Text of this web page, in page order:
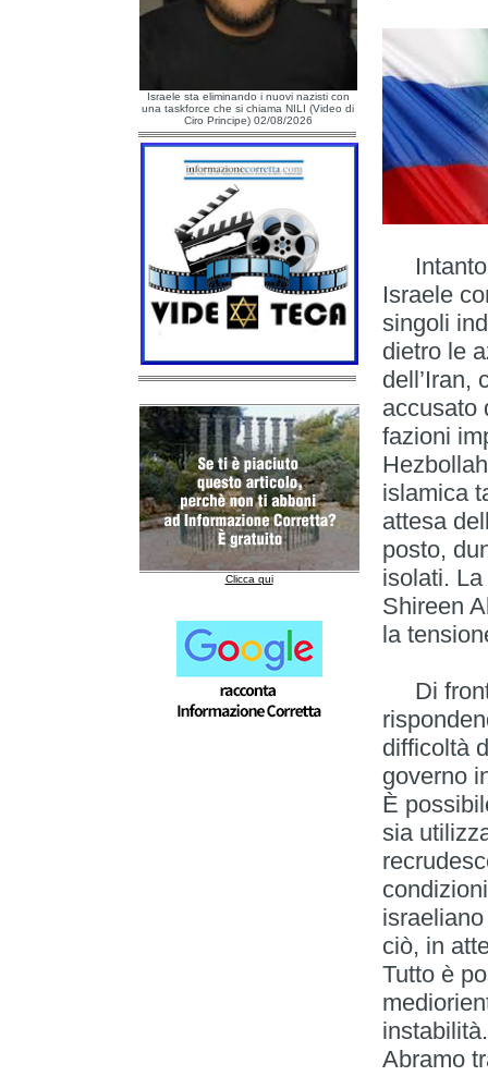
Israele sta eliminando i nuovi nazisti con
una taskforce che si chiama NILI (Video di
Ciro Principe) 02/08/2026
Clicca qui
Intanto,
Israele
singoli
dietro le
dell’Iran,
accusato
fazioni
islamica
attesa
posto,
isolati.
Shireen
la
Di
difficoltà
governo
È
sia
ciò, in
Tutto è
Abramo